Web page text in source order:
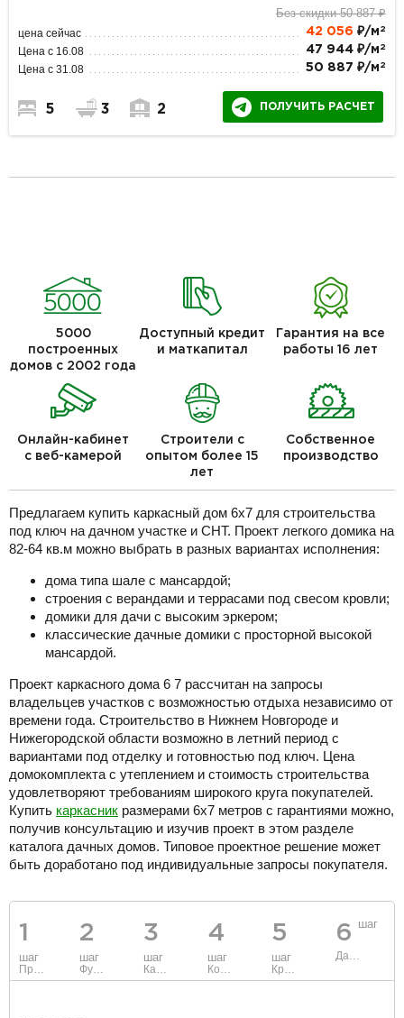
Без скидки 50 887 ₽
цена сейчас 42 056 ₽/м 2
Цена с 16.08 47 944 ₽/м 2
Цена с 31.08 50 887 ₽/м 2
5 3 2 ПОЛУЧИТЬ РАСЧЕТ
5000
построенных
домов с 2002 года
Доступный кредит
и маткапитал
Гарантия на все
работы 16 лет
Онлайн-кабинет
с веб-камерой
Строители с
опытом более 15
лет
Собственное
производство
Предлагаем купить каркасный дом 6х7 для строительства
под ключ на дачном участке и СНТ. Проект легкого домика на
82-64 кв.м можно выбрать в разных вариантах исполнения:
дома типа шале с мансардой;
строения с верандами и террасами под свесом кровли;
домики для дачи с высоким эркером;
классические дачные домики с просторной высокой
мансардой.
Проект каркасного дома 6 7 рассчитан на запросы
владельцев участков с возможностью отдыха независимо от
времени года. Строительство в Нижнем Новгороде и
Нижегородской области возможно в летний период с
вариантами под отделку и готовностью под ключ. Цена
домокомплекта с утеплением и стоимость строительства
удовлетворяют требованиям широкого круга покупателей.
Купить каркасник размерами 6х7 метров с гарантиями можно,
получив консультацию и изучив проект в этом разделе
каталога дачных домов. Типовое проектное решение может
быть доработано под индивидуальные запросы покупателя.
1
шаг
Проект
2
шаг
Фундамент
3
шаг
Каркас и стены
4
шаг
Коммуникации
5
шаг
Крыша
6 шаг
Данные